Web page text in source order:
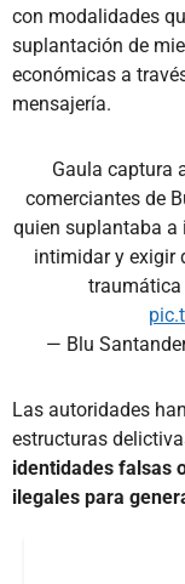
con modalidades
suplantación de
económicas a
mensajería.
Gaula captura
comerciantes de
quien suplantaba a
intimidar y exigir
— Blu
Las autoridades
estructuras
identidades falsas
ilegales para